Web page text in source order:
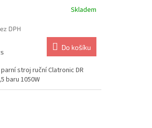
Skladem
DPH
Do košíku
stroj ruční Clatronic DR
baru 1050W